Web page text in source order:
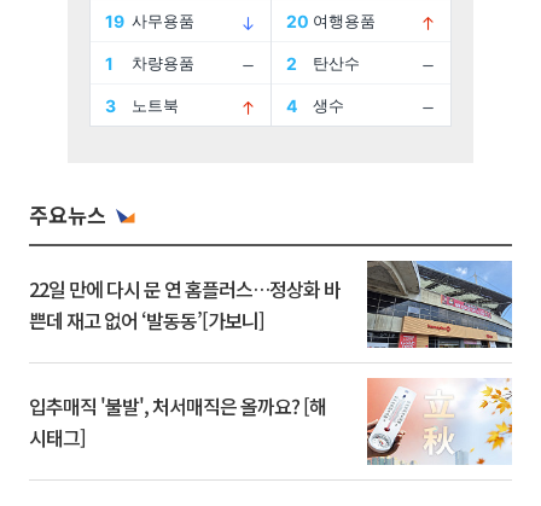
주요뉴스
22일 만에 다시 문 연 홈플러스…정상화 바
쁜데 재고 없어 ‘발동동’[가보니]
입추매직 '불발', 처서매직은 올까요? [해
시태그]